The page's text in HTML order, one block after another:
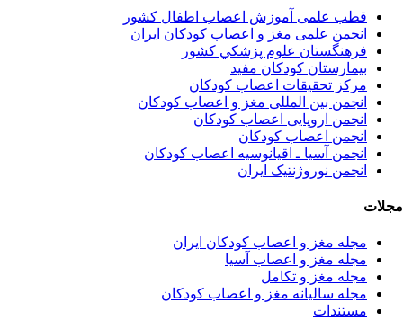
قطب علمی آموزش اعصاب اطفال کشور
انجمن علمی مغز و اعصاب کودکان ایران
فرهنگستان علوم پزشكي كشور
بیمارستان کودکان مفید
مرکز تحقیقات اعصاب کودکان
انجمن بین المللی مغز و اعصاب کودکان
انجمن اروپایی اعصاب کودکان
انجمن اعصاب کودکان
انجمن آسیا ـ اقیانوسیه اعصاب کودکان
انجمن نوروژنتیک ایران
مجلات
مجله مغز و اعصاب کودکان ایران
مجله مغز و اعصاب آسیا
مجله مغز و تکامل
مجله سالیانه مغز و اعصاب کودکان
مستندات